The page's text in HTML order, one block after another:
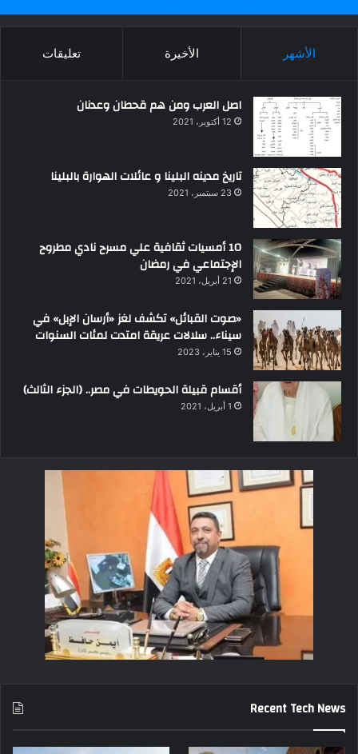
الأشهر الأخيرة تعليقات
اصل العرب ومن هم قحطان وعدنان
12 أكتوبر، 2021
تاريخ مدينه البلينا و عائلات الهوارة بالبلينا
23 سبتمبر، 2021
10 أمسيات ثقافية علي مسرح نادي مطروح
الإجتماعي في رمضان
21 أبريل، 2021
«صوت القبائل» تكشف لغز «أرسان الإبل» في
سيناء.. سلالات عريقة امتدت لمئات السنوات
15 يناير، 2023
أقسام قبيلة الحويطات في مصر.. (الجزء الثالث)
1 أبريل، 2021
Recent Tech News